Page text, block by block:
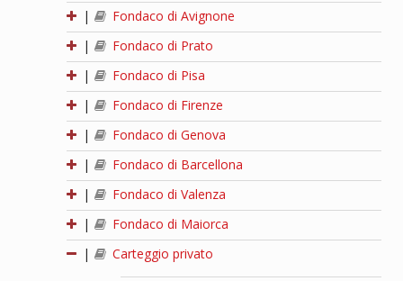
|
Fondaco di Avignone
|
Fondaco di Prato
|
Fondaco di Pisa
|
Fondaco di Firenze
|
Fondaco di Genova
|
Fondaco di Barcellona
|
Fondaco di Valenza
|
Fondaco di Maiorca
|
Carteggio privato